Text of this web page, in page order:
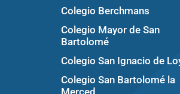
Colegio Berchmans
Colegio Mayor de San
Bartolomé
Colegio San Ignacio de
Colegio San Bartolomé la